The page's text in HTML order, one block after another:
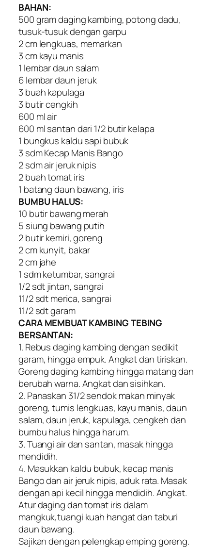
BAHAN:
500 gram daging kambing, potong dadu,
tusuk-tusuk dengan garpu
2 cm lengkuas, memarkan
3 cm kayu manis
1 lembar daun salam
6 lembar daun jeruk
3 buah kapulaga
3 butir cengkih
600 ml air
600 ml santan dari 1/2 butir kelapa
1 bungkus kaldu sapi bubuk
3 sdm Kecap Manis Bango
2 sdm air jeruk nipis
2 buah tomat iris
1 batang daun bawang, iris
BUMBU HALUS:
10 butir bawang merah
5 siung bawang putih
2 butir kemiri, goreng
2 cm kunyit, bakar
2 cm jahe
1 sdm ketumbar, sangrai
1/2 sdt jintan, sangrai
11/2 sdt merica, sangrai
11/2 sdt garam
CARA MEMBUAT KAMBING TEBING
BERSANTAN:
1. Rebus daging kambing dengan sedikit
garam, hingga empuk. Angkat dan tiriskan.
Goreng daging kambing hingga matang dan
berubah warna. Angkat dan sisihkan.
2. Panaskan 31/2 sendok makan minyak
goreng, tumis lengkuas, kayu manis, daun
salam, daun jeruk, kapulaga, cengkeh dan
bumbu halus hingga harum.
3. Tuangi air dan santan, masak hingga
mendidih.
4. Masukkan kaldu bubuk, kecap manis
Bango dan air jeruk nipis, aduk rata. Masak
dengan api kecil hingga mendidih. Angkat.
Atur daging dan tomat iris dalam
mangkuk,tuangi kuah hangat dan taburi
daun bawang.
Sajikan dengan pelengkap emping goreng.